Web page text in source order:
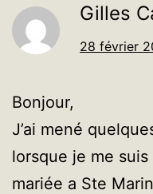
Gilles
28 février
Bonjour,
J’ai mené
lorsque je me
mariée a Ste